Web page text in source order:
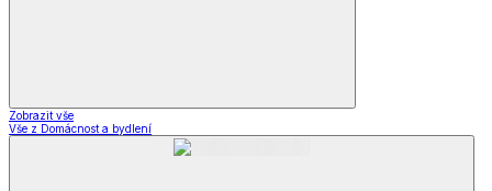
Zobrazit vše
Vše z Domácnost a bydlení